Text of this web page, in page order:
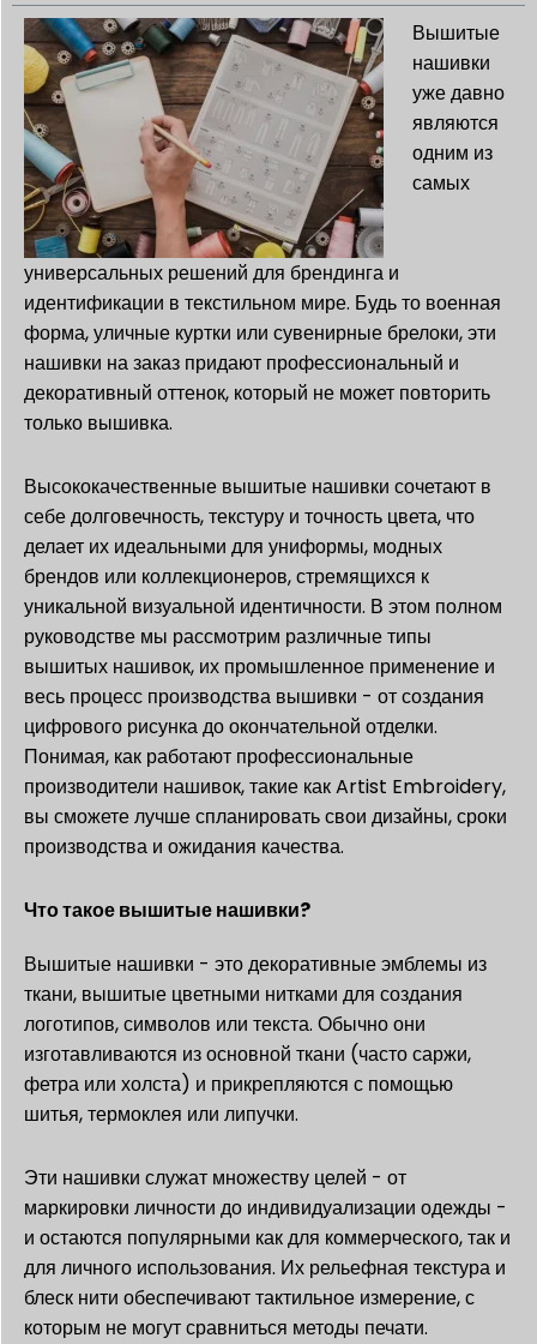
Вышитые
нашивки
уже давно
являются
одним из
самых
универсальных решений для брендинга и
идентификации в текстильном мире. Будь то военная
форма, уличные куртки или сувенирные брелоки, эти
нашивки на заказ придают профессиональный и
декоративный оттенок, который не может повторить
только вышивка.
Высококачественные вышитые нашивки сочетают в
себе долговечность, текстуру и точность цвета, что
делает их идеальными для униформы, модных
брендов или коллекционеров, стремящихся к
уникальной визуальной идентичности. В этом полном
руководстве мы рассмотрим различные типы
вышитых нашивок, их промышленное применение и
весь процесс производства вышивки - от создания
цифрового рисунка до окончательной отделки.
Понимая, как работают профессиональные
производители нашивок, такие как Artist Embroidery,
вы сможете лучше спланировать свои дизайны, сроки
производства и ожидания качества.
Что такое вышитые нашивки?
Вышитые нашивки - это декоративные эмблемы из
ткани, вышитые цветными нитками для создания
логотипов, символов или текста. Обычно они
изготавливаются из основной ткани (часто саржи,
фетра или холста) и прикрепляются с помощью
шитья, термоклея или липучки.
Эти нашивки служат множеству целей - от
маркировки личности до индивидуализации одежды -
и остаются популярными как для коммерческого, так и
для личного использования. Их рельефная текстура и
блеск нити обеспечивают тактильное измерение, с
которым не могут сравниться методы печати.